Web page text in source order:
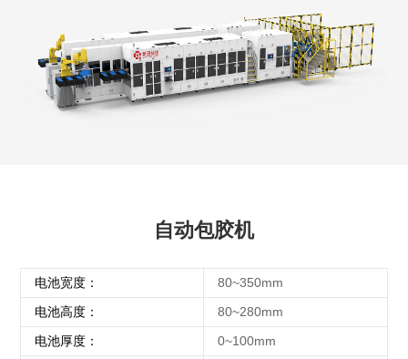
自动包胶机
电池宽度：
80~350mm
电池高度：
80~280mm
电池厚度：
0~100mm